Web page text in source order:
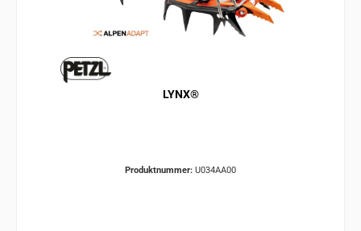
LYNX®
Produktnummer: U034AA00